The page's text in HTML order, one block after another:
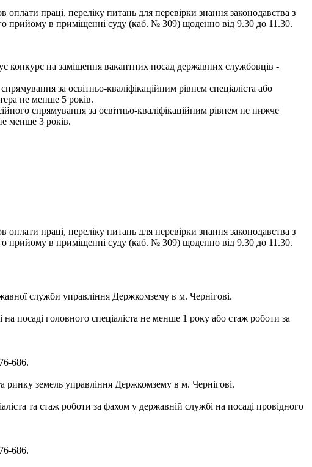
праці, переліку питань для перевірки знання законодавства з
прийому в приміщенні суду (каб. № 309) щоденно від 9.30 до 11.30.
конкурс на заміщення вакантних посад державних службовців -
за освітньо-кваліфікаційним рівнем спеціаліста або
не менше 5 років.
спрямування за освітньо-кваліфікаційним рівнем не нижче
менше 3 років.
праці, переліку питань для перевірки знання законодавства з
прийому в приміщенні суду (каб. № 309) щоденно від 9.30 до 11.30.
служби управління Держкомзему в м. Чернігові.
посаді головного спеціаліста не менше 1 року або стаж роботи за
686.
ринку земель управління Держкомзему в м. Чернігові.
та стаж роботи за фахом у державній службі на посаді провідного
686.